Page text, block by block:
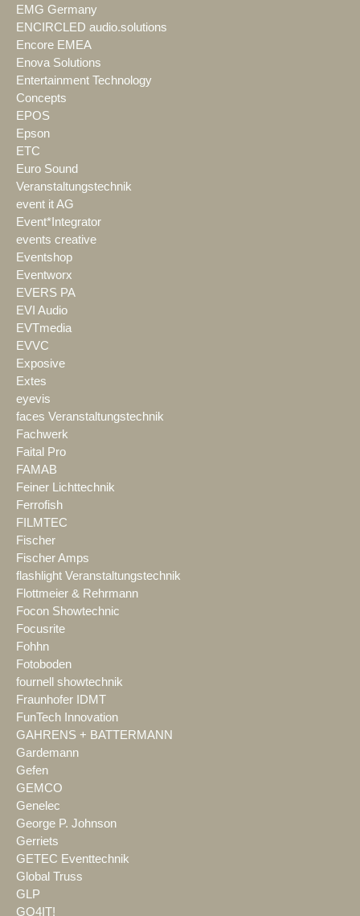
EMG Germany
ENCIRCLED audio.solutions
Encore EMEA
Enova Solutions
Entertainment Technology
Concepts
EPOS
Epson
ETC
Euro Sound
Veranstaltungstechnik
event it AG
Event*Integrator
events creative
Eventshop
Eventworx
EVERS PA
EVI Audio
EVTmedia
EVVC
Exposive
Extes
eyevis
faces Veranstaltungstechnik
Fachwerk
Faital Pro
FAMAB
Feiner Lichttechnik
Ferrofish
FILMTEC
Fischer
Fischer Amps
flashlight Veranstaltungstechnik
Flottmeier & Rehrmann
Focon Showtechnic
Focusrite
Fohhn
Fotoboden
fournell showtechnik
Fraunhofer IDMT
FunTech Innovation
GAHRENS + BATTERMANN
Gardemann
Gefen
GEMCO
Genelec
George P. Johnson
Gerriets
GETEC Eventtechnik
Global Truss
GLP
GO4IT!